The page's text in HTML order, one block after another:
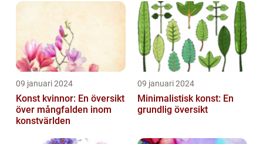
Utbildningsanstalter inom
09 januari 2024
Konst kvinnor: En översikt
över mångfalden inom
konstvärlden
09 januari 2024
Minimalistisk konst: En
grundlig översikt